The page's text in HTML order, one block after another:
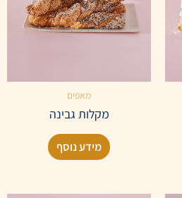
מאפים
מקלות גבינה
מידע נוסף